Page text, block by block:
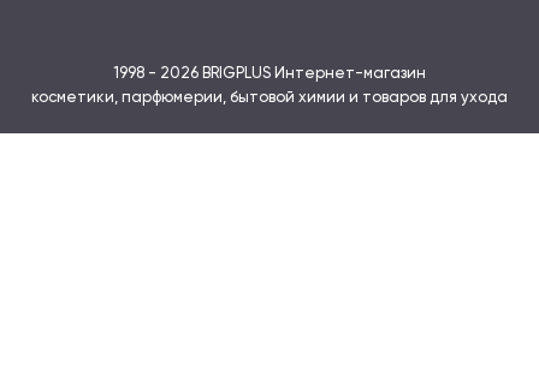
1998 - 2026 BRIGPLUS Интернет-магазин
косметики, парфюмерии, бытовой химии и товаров для ухода